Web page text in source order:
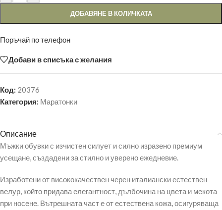
ДОБАВЯНЕ В КОЛИЧКАТА
Поръчай по телефон
Добави в списъка с желания
Код: 20376
Категория: Маратонки
Описание
Мъжки обувки с изчистен силует и силно изразено премиум
усещане, създадени за стилно и уверено ежедневие.
Изработени от висококачествен черен италиански естествен
велур, който придава елегантност, дълбочина на цвета и мекота
при носене. Вътрешната част е от естествена кожа, осигуряваща